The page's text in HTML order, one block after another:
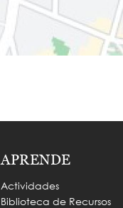
APRENDE
Actividades
Biblioteca de Recursos